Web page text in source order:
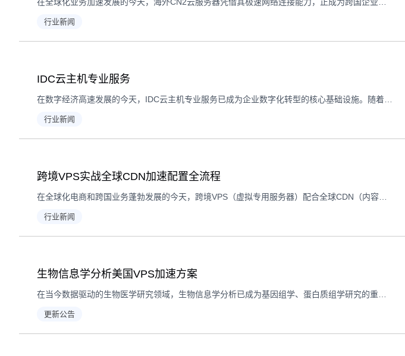
行业新闻
IDC云主机专业服务
行业新闻
跨境VPS实战全球CDN加速配置全流程
行业新闻
生物信息学分析美国VPS加速方案
更新公告